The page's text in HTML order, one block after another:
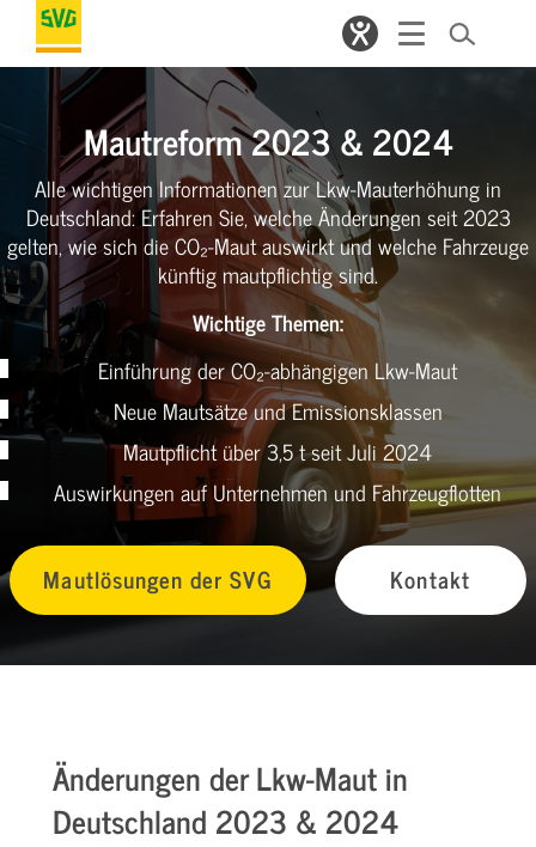
Mautreform 2023 & 2024
Alle wichtigen Informationen zur Lkw-Mauterhöhung in
Deutschland: Erfahren Sie, welche Änderungen seit 2023
gelten, wie sich die CO₂-Maut auswirkt und welche Fahrzeuge
künftig mautpflichtig sind.
Wichtige Themen:
Einführung der CO₂-abhängigen Lkw-Maut
Neue Mautsätze und Emissionsklassen
Mautpflicht über 3,5 t seit Juli 2024
Auswirkungen auf Unternehmen und Fahrzeugflotten
Mautlösungen der SVG Kontakt
Änderungen der Lkw-Maut in
Deutschland 2023 & 2024